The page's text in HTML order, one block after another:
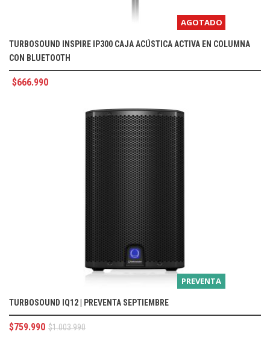
AGOTADO
TURBOSOUND INSPIRE IP300 CAJA ACÚSTICA ACTIVA EN COLUMNA
CON BLUETOOTH
$666.990
PREVENTA
TURBOSOUND IQ12 | PREVENTA SEPTIEMBRE
$1.003.990
$759.990